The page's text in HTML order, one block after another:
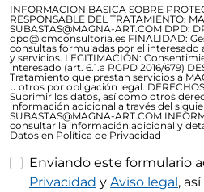
INFORMACION BASICA SOBRE
RESPONSABLE DEL TRATAMIENTO:
SUBASTAS@MAGNA-ART.COM DPD:
dpd@icmconsultoria.es FINALIDAD:
consultas formuladas por el
y servicios. LEGITIMACIÓN:
interesado (art. 6.1.a RGPD 2016/679)
Tratamiento que prestan servicios a
u otros por obligación legal.
Suprimir los datos, así como otros
información adicional a través del
SUBASTAS@MAGNA-ART.COM
consultar la información adicional y
Datos en Política de Privacidad
Enviando este formulario
Privacidad y Aviso legal,